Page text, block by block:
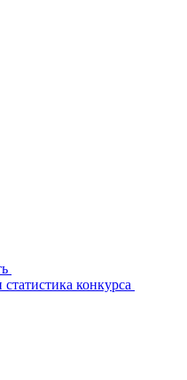
статистика конкурса